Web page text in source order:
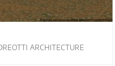
ARCHITECTURE